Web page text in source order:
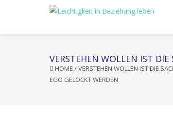
VERSTEHEN WOLLEN IST
HOME /VERSTEHEN WOLLEN IST DIE
EGO GELOCKT WERDEN